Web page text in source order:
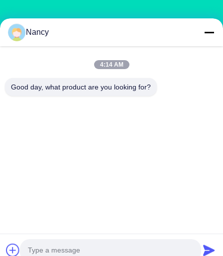
उत्पादों
खाद उर्वरक मशीनयौगिक उर्वरक उत्पादन लाइनजैविक उर्वरक उत्पादन लाइन
डबल रोलर उर्वरक दानेदार
Nancy
4:14 AM
Good day, what product are you looking for?